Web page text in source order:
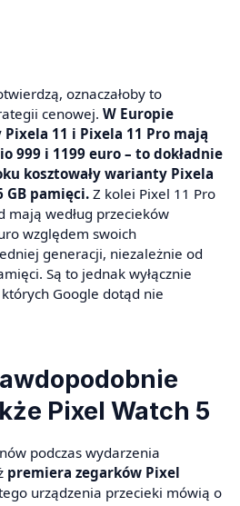
oznaczałoby to
cenowej. W Europie
11 i Pixela 11 Pro mają
999 i 1199 euro – to dokładnie
kosztowały warianty Pixela
GB pamięci. Z kolei Pixel 11 Pro
mają według przecieków
względem swoich
generacji, niezależnie od
Są to jednak wyłącznie
Google dotąd nie
Pixel Watch 5
podczas wydarzenia
premiera zegarków Pixel
urządzenia przecieki mówią o